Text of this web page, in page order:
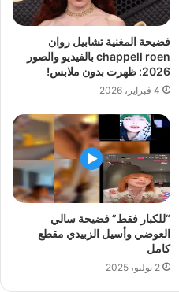
فضيحة المغنية تشابيل روان
chappell roen بالفيديو والصور
2026: ظهرت بدون ملابس!
4 فبراير، 2026
“للكبار فقط” فضيحة سالي
العوضي وأسيل الزبيدي مقطع
كامل
2 يوليو، 2025